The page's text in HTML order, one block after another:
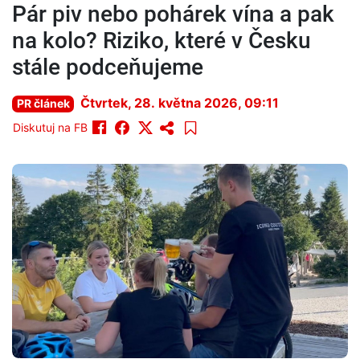
Pár piv nebo pohárek vína a pak
na kolo? Riziko, které v Česku
stále podceňujeme
PR článek Čtvrtek, 28. května 2026, 09:11
Diskutuj na FB